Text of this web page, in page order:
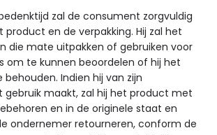
zal de consument zorgvuldig
en de verpakking. Hij zal het
die mate uitpakken of gebruiken voor
om te kunnen beoordelen of hij het
Indien hij van zijn
gebruik maakt, zal hij het product met
en in de originele staat en
ondernemer retourneren, conform de